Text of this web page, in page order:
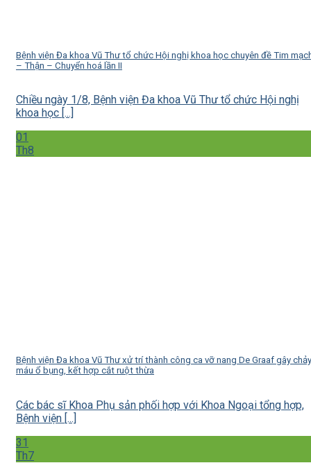
Bệnh viện Đa khoa Vũ Thư tổ chức Hội nghị khoa học chuyên đề Tim
– Thận – Chuyển hoá lần II
Chiều ngày 1/8, Bệnh viện Đa khoa Vũ Thư tổ chức Hội nghị
khoa học [...]
01
Th8
Bệnh viện Đa khoa Vũ Thư xử trí thành công ca vỡ nang De Graaf gây chảy
máu ổ bụng, kết hợp cắt ruột thừa
Các bác sĩ Khoa Phụ sản phối hợp với Khoa Ngoại tổng hợp,
Bệnh viện [...]
31
Th7